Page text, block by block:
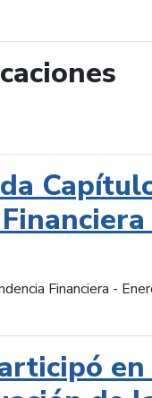
de búsqueda
Financiera -